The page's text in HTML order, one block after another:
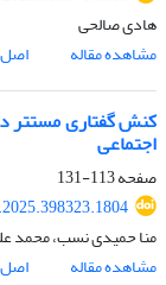
هادی صالحی
مشاهده مقاله
اصل
کنش گفتاری مستتر
اجتماعی
صفحه113-131
منا حمیدی نسب، محمد
مشاهده مقاله
اصل